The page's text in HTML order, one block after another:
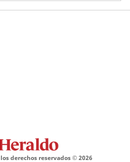
derechos reservados ©2026